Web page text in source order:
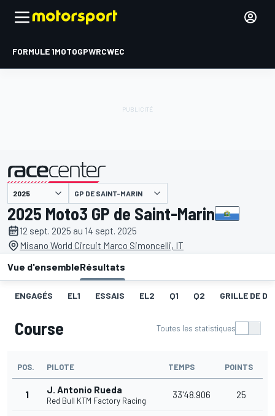
FORMULE 1MOTOGPWRCWEC
présenté par GP DE SAINT-MARIN
2025 Moto3 GP de Saint-Marin
12 sept. 2025 au 14 sept. 2025
Misano World Circuit Marco Simoncelli, IT
Vue d'ensembleRésultats
ENGAGÉS EL1 ESSAIS EL2 Q1 Q2 GRILLE DE
Course Toutes les statistiques
POS. PILOTE TEMPS POINTS
1 J. Antonio Rueda
Red Bull KTM Factory Racing
33'48.906 25